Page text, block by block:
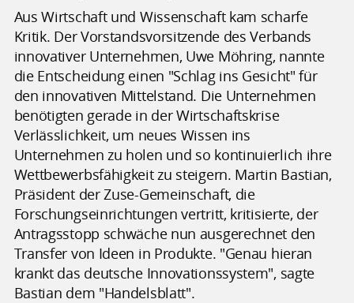
Aus Wirtschaft und Wissenschaft kam scharfe
Kritik. Der Vorstandsvorsitzende des Verbands
innovativer Unternehmen, Uwe Möhring, nannte
die Entscheidung einen "Schlag ins Gesicht" für
den innovativen Mittelstand. Die Unternehmen
benötigten gerade in der Wirtschaftskrise
Verlässlichkeit, um neues Wissen ins
Unternehmen zu holen und so kontinuierlich ihre
Wettbewerbsfähigkeit zu steigern. Martin Bastian,
Präsident der Zuse-Gemeinschaft, die
Forschungseinrichtungen vertritt, kritisierte, der
Antragsstopp schwäche nun ausgerechnet den
Transfer von Ideen in Produkte. "Genau hieran
krankt das deutsche Innovationssystem", sagte
Bastian dem "Handelsblatt".